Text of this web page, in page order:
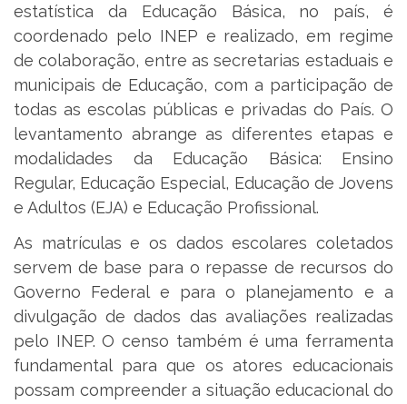
estatística da Educação Básica, no país, é
coordenado pelo INEP e realizado, em regime
de colaboração, entre as secretarias estaduais e
municipais de Educação, com a participação de
todas as escolas públicas e privadas do País. O
levantamento abrange as diferentes etapas e
modalidades da Educação Básica: Ensino
Regular, Educação Especial, Educação de Jovens
e Adultos (EJA) e Educação Profissional.
As matrículas e os dados escolares coletados
servem de base para o repasse de recursos do
Governo Federal e para o planejamento e a
divulgação de dados das avaliações realizadas
pelo INEP. O censo também é uma ferramenta
fundamental para que os atores educacionais
possam compreender a situação educacional do